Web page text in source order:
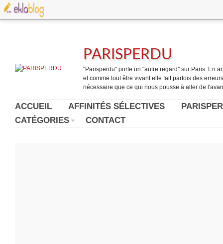
PARISPERDU
"Parisperdu" porte un "autre regard" sur Paris. En
et comme tout être vivant elle fait parfois des
nécessaire que ce qui nous pousse à aller de
ACCUEIL AFFINITÉS SÉLECTIVES
CATÉGORIES
CONTACT